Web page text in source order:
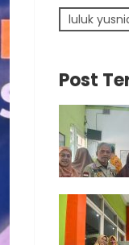
luluk
Post